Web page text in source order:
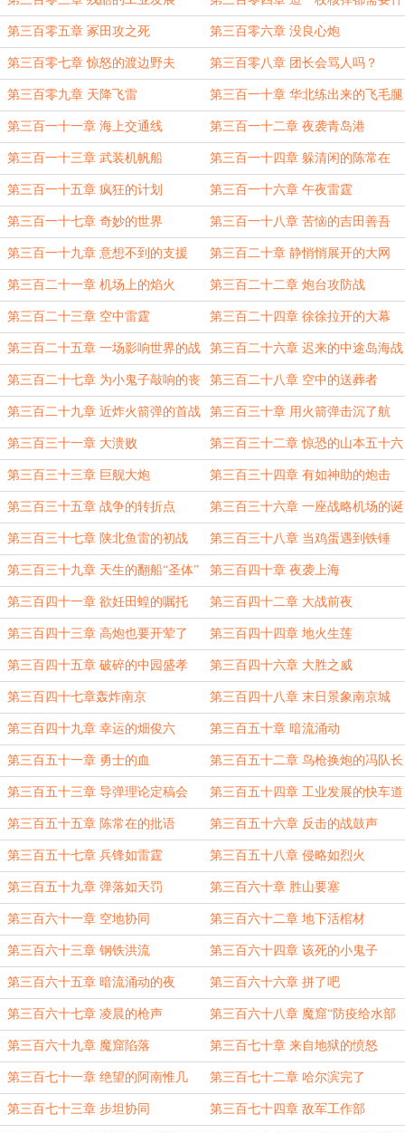
么
第三百零五章 冢田攻之死 第三百零六章 没良心炮
第三百零七章 惊怒的渡边野夫 第三百零八章 团长会骂人吗？
第三百零九章 天降飞雷 第三百一十章 华北练出来的飞毛腿
第三百一十一章 海上交通线 第三百一十二章 夜袭青岛港
第三百一十三章 武装机帆船 第三百一十四章 躲清闲的陈常在
第三百一十五章 疯狂的计划 第三百一十六章 午夜雷霆
第三百一十七章 奇妙的世界 第三百一十八章 苦恼的吉田善吾
第三百一十九章 意想不到的支援 第三百二十章 静悄悄展开的大网
第三百二十一章 机场上的焰火 第三百二十二章 炮台攻防战
第三百二十三章 空中雷霆 第三百二十四章 徐徐拉开的大幕
第三百二十五章 一场影响世界的战
斗
第三百二十六章 迟来的中途岛海战
第三百二十七章 为小鬼子敲响的丧
钟
第三百二十八章 空中的送葬者
第三百二十九章 近炸火箭弹的首战 第三百三十章 用火箭弹击沉了航
母？
第三百三十一章 大溃败 第三百三十二章 惊恐的山本五十六
第三百三十三章 巨舰大炮 第三百三十四章 有如神助的炮击
第三百三十五章 战争的转折点 第三百三十六章 一座战略机场的诞
生
第三百三十七章 陕北鱼雷的初战 第三百三十八章 当鸡蛋遇到铁锤
第三百三十九章 天生的翻船“圣体” 第三百四十章 夜袭上海
第三百四十一章 欲妊田蝗的嘱托 第三百四十二章 大战前夜
第三百四十三章 高炮也要开荤了 第三百四十四章 地火生莲
第三百四十五章 破碎的中园盛孝 第三百四十六章 大胜之威
第三百四十七章轰炸南京 第三百四十八章 末日景象南京城
第三百四十九章 幸运的畑俊六 第三百五十章 暗流涌动
第三百五十一章 勇士的血 第三百五十二章 鸟枪换炮的冯队长
第三百五十三章 导弹理论定稿会 第三百五十四章 工业发展的快车道
第三百五十五章 陈常在的批语 第三百五十六章 反击的战鼓声
第三百五十七章 兵锋如雷霆 第三百五十八章 侵略如烈火
第三百五十九章 弹落如天罚 第三百六十章 胜山要塞
第三百六十一章 空地协同 第三百六十二章 地下活棺材
第三百六十三章 钢铁洪流 第三百六十四章 该死的小鬼子
第三百六十五章 暗流涌动的夜 第三百六十六章 拼了吧
第三百六十七章 凌晨的枪声 第三百六十八章 魔窟“防疫给水部
队”
第三百六十九章 魔窟陷落 第三百七十章 来自地狱的愤怒
第三百七十一章 绝望的阿南惟几 第三百七十二章 哈尔滨完了
第三百七十三章 步坦协同 第三百七十四章 敌军工作部